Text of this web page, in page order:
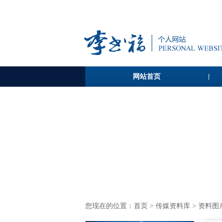
网站首页
您现在的位置： 首页 > 传媒资料库 > 资料图